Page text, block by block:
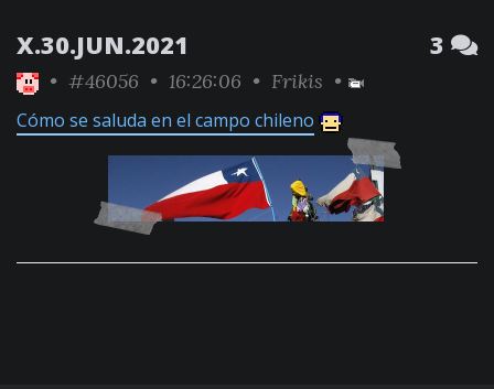
X.30.JUN.2021 3
• #46056 • 16:26:06 • Frikis •
Cómo se saluda en el campo chileno